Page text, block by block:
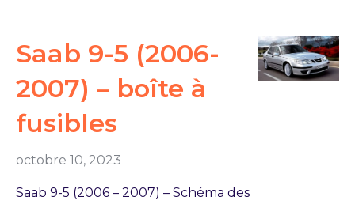
Saab 9-5 (2006-
2007) – boîte à
fusibles
octobre 10, 2023
Saab 9-5 (2006 – 2007) – Schéma des